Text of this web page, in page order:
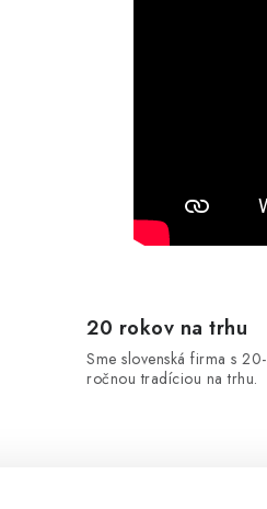
20 rokov na trhu
Sme slovenská firma s 20-
ročnou tradíciou na trhu.